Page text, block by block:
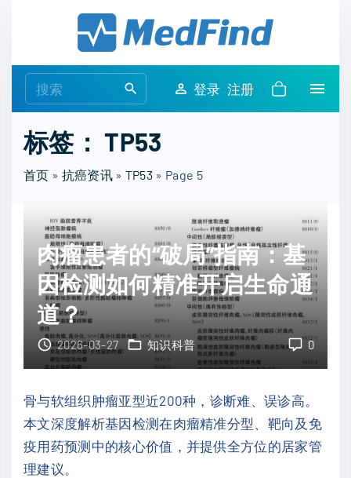
e
r
c
r
:
登录 注册
标签：TP53
首页 » 抗癌资讯» TP53 » Page 5
肉瘤患者的“破局”指南：基
因检测如何精准开启生命通
道？
0
2026-03-27 知识科普
骨与软组织肿瘤亚型近200种，诊断难、误诊高。
本文深度解析基因检测在肉瘤精准分型、靶向及免
疫用药预测中的核心价值，并提供全方位的居家管
理建议。